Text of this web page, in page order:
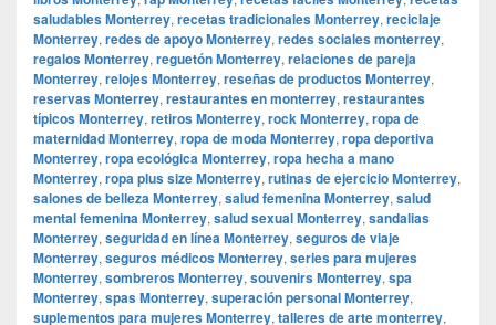
saludables Monterrey, recetas tradicionales Monterrey, reciclaje
Monterrey, redes de apoyo Monterrey, redes sociales monterrey,
regalos Monterrey, reguetón Monterrey, relaciones de pareja
Monterrey, relojes Monterrey, reseñas de productos Monterrey,
reservas Monterrey, restaurantes en monterrey, restaurantes
típicos Monterrey, retiros Monterrey, rock Monterrey, ropa de
maternidad Monterrey, ropa de moda Monterrey, ropa deportiva
Monterrey, ropa ecológica Monterrey, ropa hecha a mano
Monterrey, ropa plus size Monterrey, rutinas de ejercicio Monterrey,
salones de belleza Monterrey, salud femenina Monterrey, salud
mental femenina Monterrey, salud sexual Monterrey, sandalias
Monterrey, seguridad en línea Monterrey, seguros de viaje
Monterrey, seguros médicos Monterrey, series para mujeres
Monterrey, sombreros Monterrey, souvenirs Monterrey, spa
Monterrey, spas Monterrey, superación personal Monterrey,
suplementos para mujeres Monterrey, talleres de arte monterrey,